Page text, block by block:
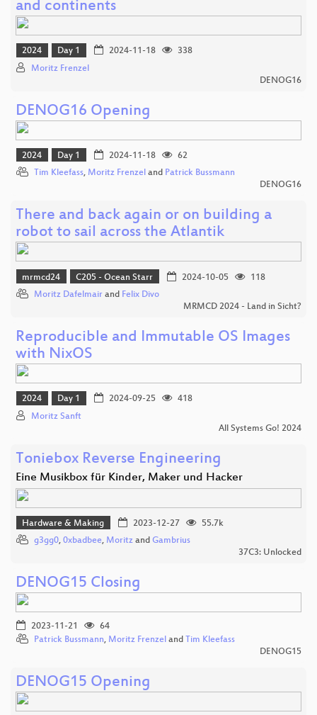
and continents
2024 Day 1 2024-11-18
338
Moritz Frenzel
DENOG16
DENOG16 Opening
2024 Day 1 2024-11-18
62
Tim Kleefass, Moritz Frenzel and Patrick Bussmann
DENOG16
There and back again or on building a
robot to sail across the Atlantik
mrmcd24 C205 - Ocean Starr 2024-10-05
118
Moritz Dafelmair and Felix Divo
MRMCD 2024 - Land in Sicht?
Reproducible and Immutable OS Images
with NixOS
2024 Day 1 2024-09-25
418
Moritz Sanft
All Systems Go! 2024
Toniebox Reverse Engineering
Eine Musikbox für Kinder, Maker und Hacker
Hardware & Making 2023-12-27
55.7k
g3gg0, 0xbadbee, Moritz and Gambrius
37C3: Unlocked
DENOG15 Closing
2023-11-21
64
Patrick Bussmann, Moritz Frenzel and Tim Kleefass
DENOG15
DENOG15 Opening